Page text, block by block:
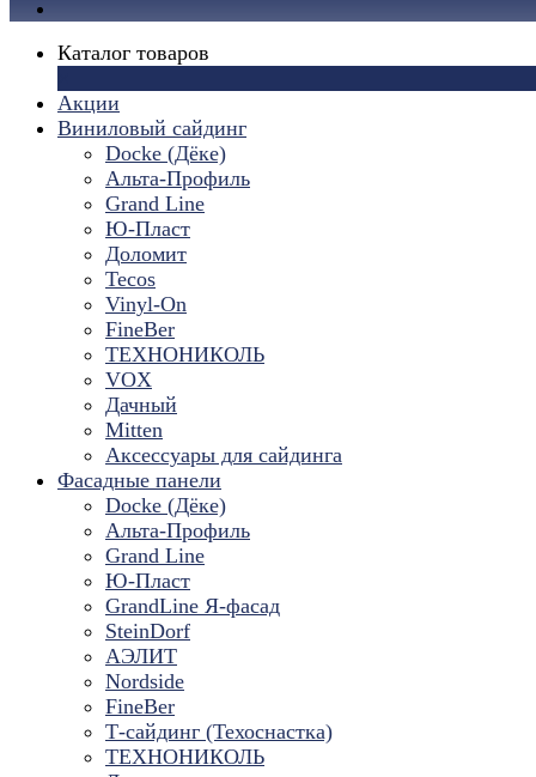
Каталог товаров
Акции
Виниловый сайдинг
Docke (Дёке)
Альта-Профиль
Grand Line
Ю-Пласт
Доломит
Tecos
Vinyl-On
FineBer
ТЕХНОНИКОЛЬ
VOX
Дачный
Mitten
Аксессуары для сайдинга
Фасадные панели
Docke (Дёке)
Альта-Профиль
Grand Line
Ю-Пласт
GrandLine Я-фасад
SteinDorf
АЭЛИТ
Nordside
FineBer
Т-сайдинг (Техоснастка)
ТЕХНОНИКОЛЬ